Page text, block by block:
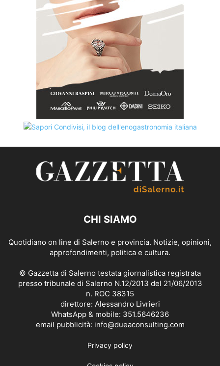
CHI SIAMO
Quotidiano on line di Salerno e provincia. Notizie, opinioni,
approfondimenti, politica e cultura.
© Gazzetta di Salerno testata giornalistica registrata
presso tribunale di Salerno N.12/2013 del 21/06/2013
n. ROC 38315
direttore: Alessandro Livrieri
WhatsApp & mobile: 351.5646236
email pubblicità: info@dueaconsulting.com
Privacy policy